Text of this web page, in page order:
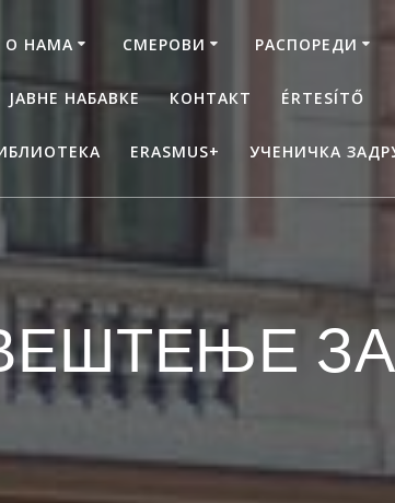
О НАМА СМЕРОВИ РАСПОРЕДИ
ЈАВНЕ НАБАВКЕ КОНТАКТ ÉRTESÍTŐ
ERASMUS+ УЧЕНИЧКА